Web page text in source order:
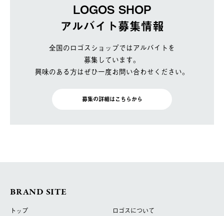
LOGOS SHOP
アルバイト募集情報
全国のロゴスショップではアルバイトを
募集しています。
興味のある方はぜひ一度お問い合わせください。
募集の詳細はこちらから
BRAND SITE
トップ
ロゴスについて